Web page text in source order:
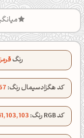
رنگ
کد هگزادسیمال رنگ:
کد RGB رنگ: 103, 103)